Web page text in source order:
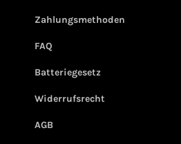
Zahlungsmethoden
FAQ
Batteriegesetz
Widerrufsrecht
AGB